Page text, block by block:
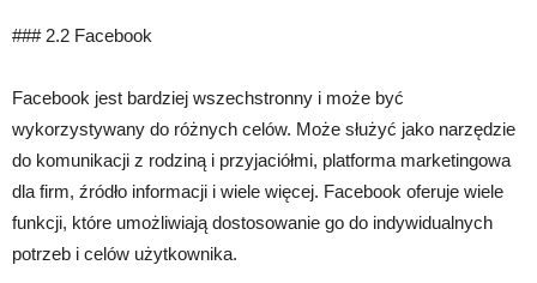
### 2.2 Facebook
Facebook jest bardziej wszechstronny i może być
wykorzystywany do różnych celów. Może służyć jako narzędzie
do komunikacji z rodziną i przyjaciółmi, platforma marketingowa
dla firm, źródło informacji i wiele więcej. Facebook oferuje wiele
funkcji, które umożliwiają dostosowanie go do indywidualnych
potrzeb i celów użytkownika.